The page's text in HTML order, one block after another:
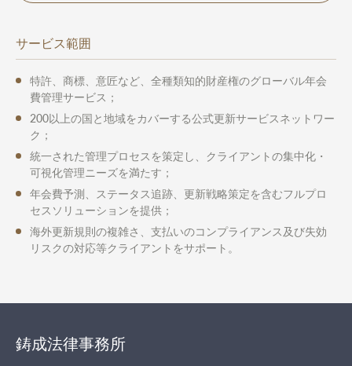
サービス範囲
特許、商標、意匠など、全種類知的財産権のグローバル年会
費管理サービス；
200以上の国と地域をカバーする公式更新サービスネットワー
ク；
統一された管理プロセスを策定し、クライアントの集中化・
可視化管理ニーズを満たす；
年会費予測、ステータス追跡、更新戦略策定を含むフルプロ
セスソリューションを提供；
海外更新規則の複雑さ、支払いのコンプライアンス及び失効
リスクの対応等クライアントをサポート。
鋳成法律事務所